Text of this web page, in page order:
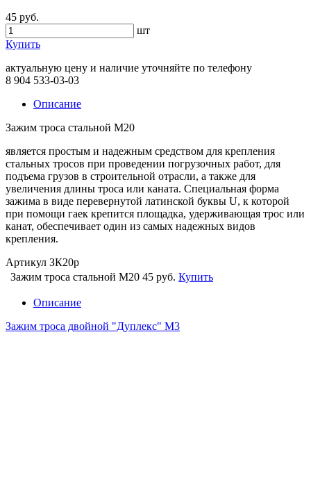
45 руб.
шт
Купить
актуальную цену и наличие уточняйте по телефону
8 904 533-03-03
Описание
Зажим троса стальной М20
является простым и надежным средством для крепления
стальных тросов при проведении погрузочных работ, для
подъема грузов в строительной отрасли, а также для
увеличения длины троса или каната. Специальная форма
зажима в виде перевернутой латинской буквы U, к которой
при помощи гаек крепится площадка, удерживающая трос или
канат, обеспечивает один из самых надежных видов
крепления.
Артикул ЗК20р
Зажим троса стальной М20 45 руб. Купить
Описание
Зажим троса двойной "Дуплекс" М3